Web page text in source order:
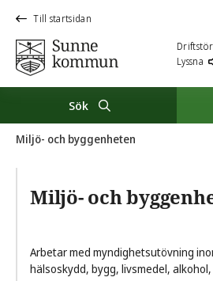
Till startsidan
Lyssna
Sök
Miljö- och byggenheten
Miljö- och
Arbetar med myndighetsutövning
hälsoskydd, bygg, livsmedel,